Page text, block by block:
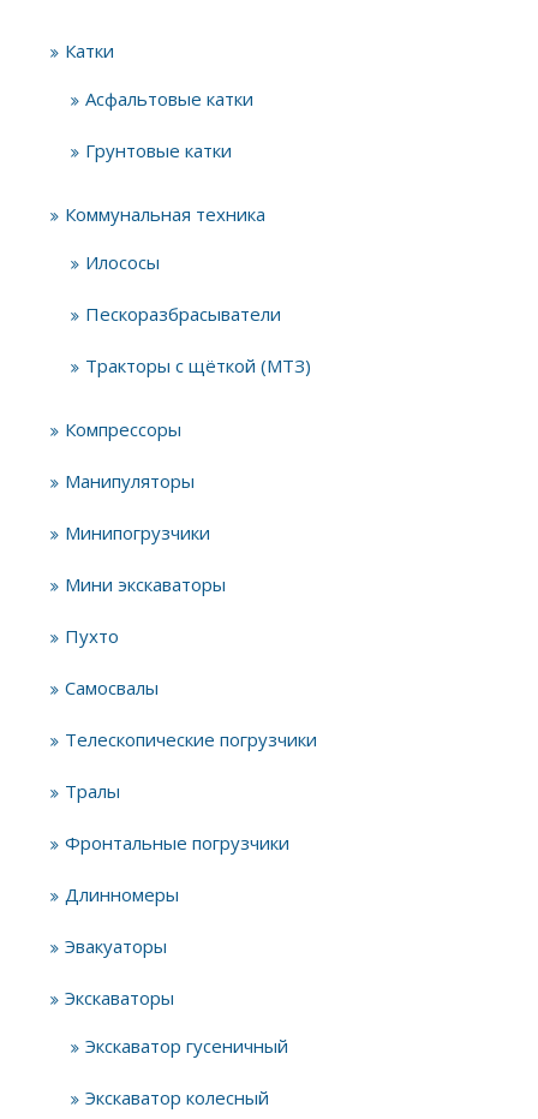
Катки
Асфальтовые катки
Грунтовые катки
Коммунальная техника
Илососы
Пескоразбрасыватели
Тракторы с щёткой (МТЗ)
Компрессоры
Манипуляторы
Минипогрузчики
Мини экскаваторы
Пухто
Самосвалы
Телескопические погрузчики
Тралы
Фронтальные погрузчики
Длинномеры
Эвакуаторы
Экскаваторы
Экскаватор гусеничный
Экскаватор колесный